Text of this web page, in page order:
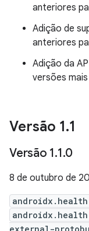
anteriores
Adição de
anteriores
Adição da
versões
Versão 1.1
Versão 1.1.0
8 de outubro de